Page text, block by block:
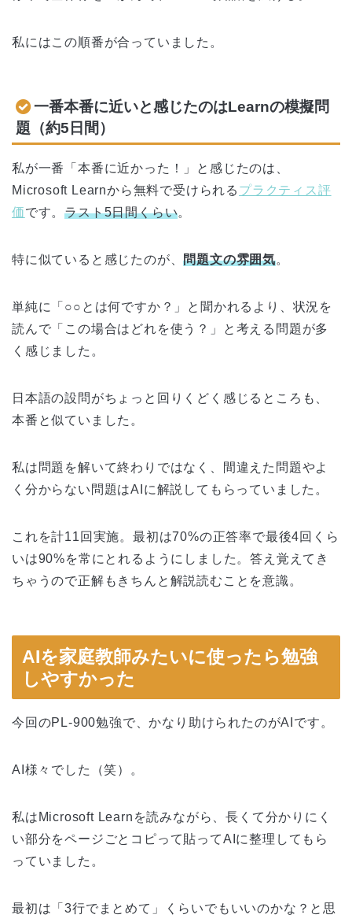
私にはこの順番が合っていました。
一番本番に近いと感じたのはLearnの模擬問
題（約5日間）
私が一番「本番に近かった！」と感じたのは、
Microsoft Learnから無料で受けられる プラクティス評
価です。ラスト5日間くらい。
特に似ていると感じたのが、問題文の雰囲気。
単純に「○○とは何ですか？」と聞かれるより、状況を
読んで「この場合はどれを使う？」と考える問題が多
く感じました。
日本語の設問がちょっと回りくどく感じるところも、
本番と似ていました。
私は問題を解いて終わりではなく、間違えた問題やよ
く分からない問題はAIに解説してもらっていました。
これを計11回実施。最初は70%の正答率で最後4回くら
いは90%を常にとれるようにしました。答え覚えてき
ちゃうので正解もきちんと解説読むことを意識。
AIを家庭教師みたいに使ったら勉強
しやすかった
今回のPL-900勉強で、かなり助けられたのがAIです。
AI様々でした（笑）。
私はMicrosoft Learnを読みながら、長くて分かりにく
い部分をページごとコピって貼ってAIに整理してもら
っていました。
最初は「3行でまとめて」くらいでもいいのかな？と思